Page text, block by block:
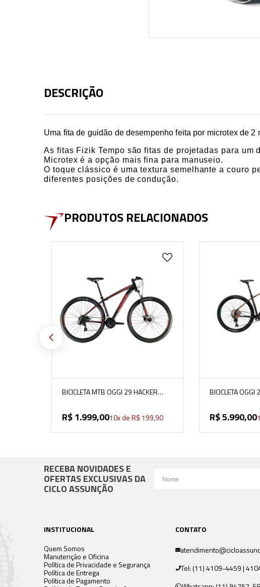
DESCRIÇÃO
Uma fita de guidão de desempenho feita por microtex de 2
As fitas Fizik Tempo são fitas de projetadas para um
Microtex é a opção mais fina para manuseio.
O toque clássico é uma textura semelhante a couro
diferentes posições de condução.
PRODUTOS RELACIONADOS
BICICLETA MTB OGGI 29 HACKER
R$1.999,0010x deR$ 199,90
BICICLETA
R$5.990,00
RECEBA NOVIDADES E
OFERTAS EXCLUSIVAS DA
CICLO ASSUNÇÃO
INSTITUCIONAL
Quem Somos
Manutenção e Oficina
Política de Privacidade e Segurança
Política de Entrega
Política de Pagamento
CONTATO
Tel: (11) 4109-4459 |